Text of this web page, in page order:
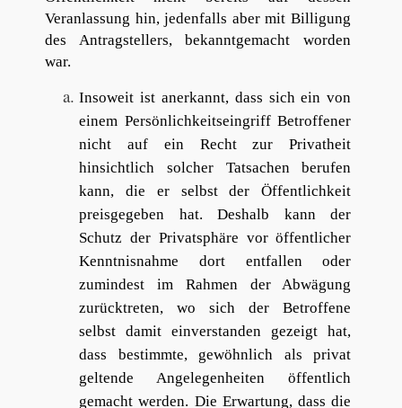
Veranlassung hin, jedenfalls aber mit Billigung
des Antragstellers, bekanntgemacht worden
war.
Insoweit ist anerkannt, dass sich ein von
einem Persönlichkeitseingriff Betroffener
nicht auf ein Recht zur Privatheit
hinsichtlich solcher Tatsachen berufen
kann, die er selbst der Öffentlichkeit
preisgegeben hat. Deshalb kann der
Schutz der Privatsphäre vor öffentlicher
Kenntnisnahme dort entfallen oder
zumindest im Rahmen der Abwägung
zurücktreten, wo sich der Betroffene
selbst damit einverstanden gezeigt hat,
dass bestimmte, gewöhnlich als privat
geltende Angelegenheiten öffentlich
gemacht werden. Die Erwartung, dass die